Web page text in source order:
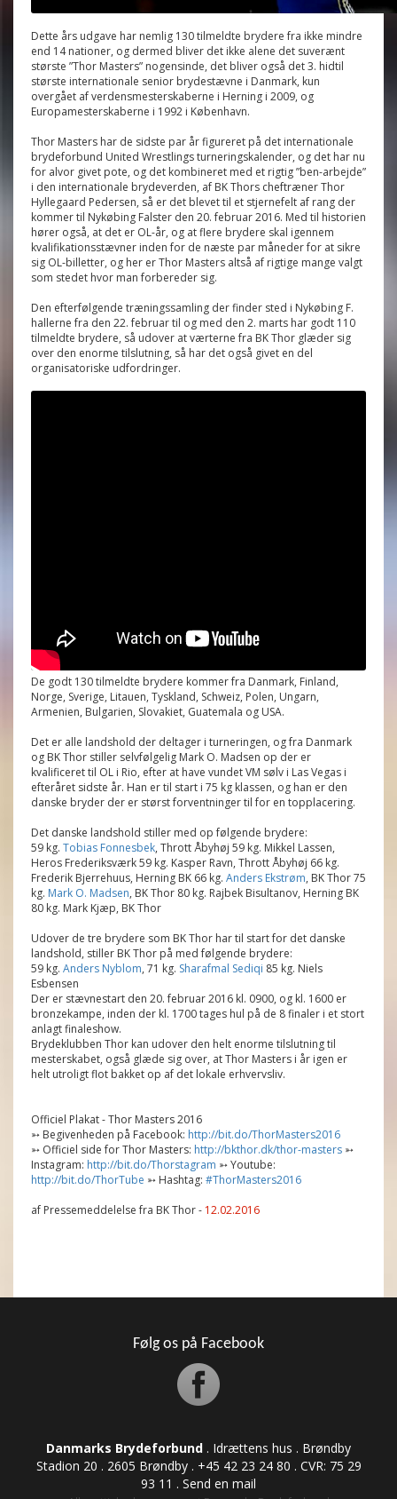
Dette års udgave har nemlig 130 tilmeldte brydere fra ikke mindre
end 14 nationer, og dermed bliver det ikke alene det suverænt
største ”Thor Masters” nogensinde, det bliver også det 3. hidtil
største internationale senior brydestævne i Danmark, kun
overgået af verdensmesterskaberne i Herning i 2009, og
Europamesterskaberne i 1992 i København.
Thor Masters har de sidste par år figureret på det internationale
brydeforbund United Wrestlings turneringskalender, og det har nu
for alvor givet pote, og det kombineret med et rigtig ”ben-arbejde”
i den internationale brydeverden, af BK Thors cheftræner Thor
Hyllegaard Pedersen, så er det blevet til et stjernefelt af rang der
kommer til Nykøbing Falster den 20. februar 2016. Med til historien
hører også, at det er OL-år, og at flere brydere skal igennem
kvalifikationsstævner inden for de næste par måneder for at sikre
sig OL-billetter, og her er Thor Masters altså af rigtige mange valgt
som stedet hvor man forbereder sig.
Den efterfølgende træningssamling der finder sted i Nykøbing F.
hallerne fra den 22. februar til og med den 2. marts har godt 110
tilmeldte brydere, så udover at værterne fra BK Thor glæder sig
over den enorme tilslutning, så har det også givet en del
organisatoriske udfordringer.
De godt 130 tilmeldte brydere kommer fra Danmark, Finland,
Norge, Sverige, Litauen, Tyskland, Schweiz, Polen, Ungarn,
Armenien, Bulgarien, Slovakiet, Guatemala og USA.
Det er alle landshold der deltager i turneringen, og fra Danmark
og BK Thor stiller selvfølgelig Mark O. Madsen op der er
kvalificeret til OL i Rio, efter at have vundet VM sølv i Las Vegas i
efteråret sidste år. Han er til start i 75 kg klassen, og han er den
danske bryder der er størst forventninger til for en topplacering.
Det danske landshold stiller med op følgende brydere:
59 kg. Tobias Fonnesbek, Thrott Åbyhøj 59 kg. Mikkel Lassen,
Heros Frederiksværk 59 kg. Kasper Ravn, Thrott Åbyhøj 66 kg.
Frederik Bjerrehuus, Herning BK 66 kg. Anders Ekstrøm, BK Thor 75
kg. Mark O. Madsen, BK Thor 80 kg. Rajbek Bisultanov, Herning BK
80 kg. Mark Kjæp, BK Thor
Udover de tre brydere som BK Thor har til start for det danske
landshold, stiller BK Thor på med følgende brydere:
59 kg. Anders Nyblom, 71 kg. Sharafmal Sediqi 85 kg. Niels
Esbensen
Der er stævnestart den 20. februar 2016 kl. 0900, og kl. 1600 er
bronzekampe, inden der kl. 1700 tages hul på de 8 finaler i et stort
anlagt finaleshow.
Brydeklubben Thor kan udover den helt enorme tilslutning til
mesterskabet, også glæde sig over, at Thor Masters i år igen er
helt utroligt flot bakket op af det lokale erhvervsliv.
Officiel Plakat - Thor Masters 2016
➳ Begivenheden på Facebook: http://bit.do/ThorMasters2016
➳ Officiel side for Thor Masters: http://bkthor.dk/thor-masters ➳
Instagram: http://bit.do/Thorstagram ➳ Youtube:
http://bit.do/ThorTube ➳ Hashtag: #ThorMasters2016
af Pressemeddelelse fra BK Thor - 12.02.2016
Følg os på Facebook
Danmarks Brydeforbund . Idrættens hus . Brøndby
Stadion 20 . 2605 Brøndby . +45 42 23 24 80 . CVR: ​​​​​​75 29
93 11 . Send en mail